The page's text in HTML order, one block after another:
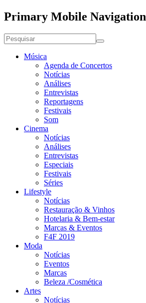
Primary Mobile Navigation
Música
Agenda de Concertos
Notícias
Análises
Entrevistas
Reportagens
Festivais
Som
Cinema
Notícias
Análises
Entrevistas
Especiais
Festivais
Séries
Lifestyle
Notícias
Restauração & Vinhos
Hotelaria & Bem-estar
Marcas & Eventos
F4F 2019
Moda
Notícias
Eventos
Marcas
Beleza /Cosmética
Artes
Notícias